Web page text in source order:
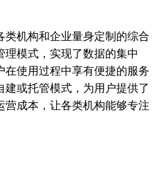
机构和企业量身定制的综合
模式，实现了数据的集中
使用过程中享有便捷的服务
或托管模式，为用户提供了
成本，让各类机构能够专注